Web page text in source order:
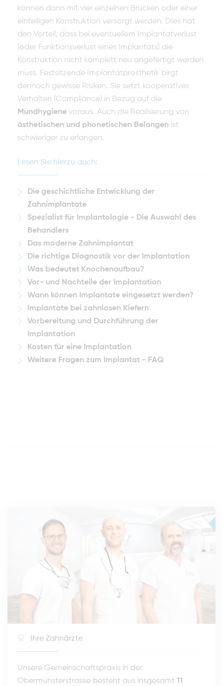
können dann mit vier einzelnen Brücken oder einer
einteiligen Konstruktion versorgt werden. Dies hat
den Vorteil, dass bei eventuellem Implantatverlust
(oder Funktionsverlust eines Implantats) die
Konstruktion nicht komplett neu angefertigt werden
muss. Festsitzende Implantatprosthetik birgt
dennoch gewisse Risiken. Sie setzt kooperatives
Verhalten (Compliance) in Bezug auf die
Mundhygiene vor­aus. Auch die Realisierung von
ästhetischen und phonetischen Belangen ist
schwieriger zu erlangen.
Lesen Sie hierzu auch:
Die geschichtliche Entwicklung der
Zahnimplantate
Spezialist für Implantologie - Die Auswahl des
Behandlers
Das moderne Zahnimplantat
Die richtige Diagnostik vor der Implantation
Was bedeutet Knochenaufbau?
Vor- und Nachteile der Implantation
Wann können Implantate eingesetzt werden?
Implantate bei zahnlosen Kiefern
Vorbereitung und Durchführung der
Implantation
Kosten für eine Implantation
Weitere Fragen zum Implantat - FAQ
Ihre Zahnärzte
Unsere Gemeinschaftspraxis in der
Obermünsterstrasse besteht aus insgesamt 11